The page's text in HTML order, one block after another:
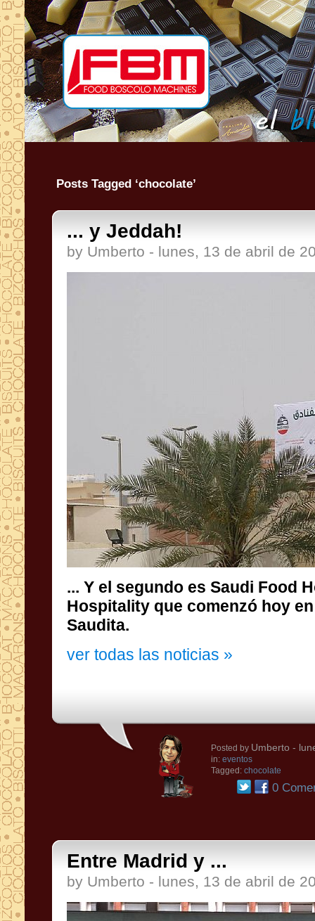
Posts Tagged ‘chocolate’
... y Jeddah!
by Umberto - lunes, 13 de abril de
... Y el segundo es Saudi Food
Hospitality que comenzó hoy
Saudita.
ver todas las noticias »
Posted by Umberto -
in: eventos
Tagged: chocolate
0
Entre Madrid y ...
by Umberto - lunes, 13 de abril de